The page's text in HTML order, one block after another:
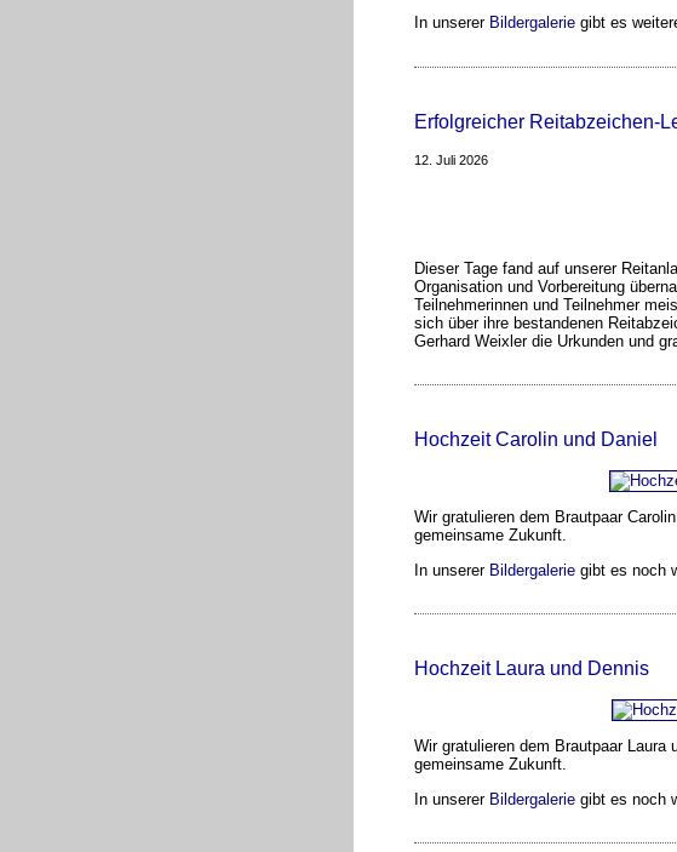
In unserer Bildergalerie gibt es
Erfolgreicher Reitabzeichen-
12. Juli 2026
Dieser Tage fand auf unserer
Organisation und Vorbereitung
Teilnehmerinnen und Teilnehmer
sich über ihre bestandenen
Gerhard Weixler die Urkunden und
Hochzeit Carolin und Daniel
Wir gratulieren dem Brautpaar
gemeinsame Zukunft.
In unserer Bildergalerie gibt es noch
Hochzeit Laura und Dennis
Wir gratulieren dem Brautpaar
gemeinsame Zukunft.
In unserer Bildergalerie gibt es noch